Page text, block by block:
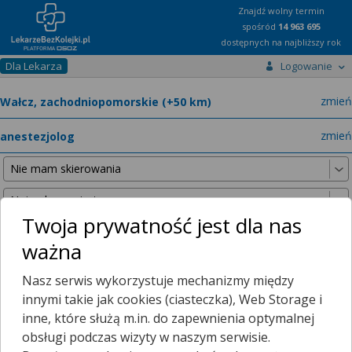
Znajdź wolny termin
spośród 14 963 695
dostępnych na najbliższy rok
Dla Lekarza Logowanie
zmień
zmień
Nie znaleźliśmy żadnych lekarzy w promieniu25 km , dlatego
zwiększyliśmy promień wyszukiwania do
50 km
Twoja prywatność jest dla nas
ważna
Nasz serwis wykorzystuje mechanizmy między
innymi takie jak cookies (ciasteczka), Web Storage i
inne, które służą m.in. do zapewnienia optymalnej
obsługi podczas wizyty w naszym serwisie.